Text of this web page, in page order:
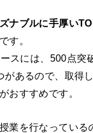
ナブルに手厚い
です。
スには、500点突
があるので、取得
おすすめです。
業を行なっている